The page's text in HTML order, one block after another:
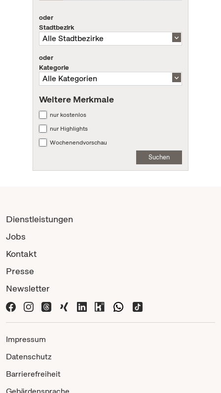
oder
Stadtbezirk
oder
Kategorie
Weitere Merkmale
nur kostenlos
nur Highlights
Wochenendvorschau
Suchen
Dienstleistungen
Jobs
Kontakt
Presse
Newsletter
Impressum
Datenschutz
Barrierefreiheit